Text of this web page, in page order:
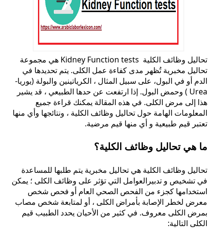
تحاليل وظائف الكلية Kidney Function tests هي مجموعة
تحاليل مخبرية تُظهر مدى كفاءة عمل الكلى. يتم تحديدها في
الدم أو في البول، على سبيل المثال ، الكرياتينين والبولة (يوريا-
Urea ) وحمض البول. إذا ارتفعت عن حدها الطبيعي ، قد يشير
هذا إلى مرض الكلى. في هذه المقالة يمكنك قراءة جميع
المعلومات الهامة حول تحاليل وظائف الكلية ، ونتائجها وأي منها
تعتبر قيم طبيعية و أي منها قيم مرضية.
ما هي تحاليل وظائف الكلية؟
تحاليل وظائف الكلية هي تحاليل مخبرية يتم طلبها للمساعدة
في تشخيص و تدبيرالعوامل التي تؤثر على وظائف الكلى ؛ يمكن
استخدامها كجزء من الفحص الصحي العام أو فحص شخص
معرض لخطر الإصابة بأمراض الكلى ، أو لمتابعة شخص مصاب
بمرض الكلى معروف. في كثير من الأحيان يحدد الطبيب قيم
الكلى التالية: